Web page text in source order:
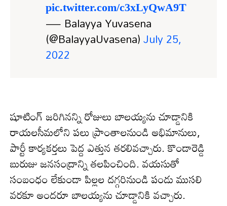
pic.twitter.com/c3xLyQwA9T
— Balayya Yuvasena
(@BalayyaUvasena)July 25,
2022
షూటింగ్ జరిగినన్ని రోజులు బాలయ్యను చూడ్డానికి
రాయలసీమలోని పలు ప్రాంతాలనుండి అభిమానులు,
పార్టీ కార్యకర్తలు పెద్ద ఎత్తున తరలివచ్చారు. కొండారెడ్డి
బురుజు జనసంద్రాన్ని తలపించింది. వయసుతో
సంబంధం లేకుండా పిల్లల దగ్గరినుండి పండు ముసలి
వరకూ అందరూ బాలయ్యను చూడ్డానికి వచ్చారు.